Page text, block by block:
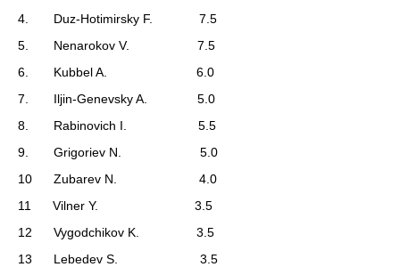
4. Duz-Hotimirsky F. 7.5
5. Nenarokov V. 7.5
6. Kubbel A. 6.0
7. Iljin-Genevsky A. 5.0
8. Rabinovich I. 5.5
9. Grigoriev N. 5.0
10 Zubarev N. 4.0
11 Vilner Y. 3.5
12 Vygodchikov K. 3.5
13 Lebedev S. 3.5